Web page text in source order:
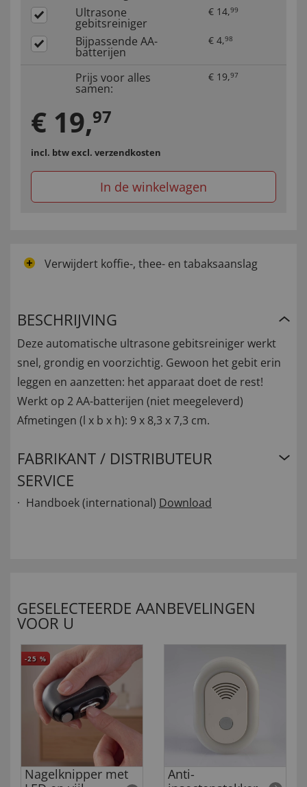
Ultrasone
gebitsreiniger
€ 14,99
Bijpassende AA-
batterijen
€ 4,98
Prijs voor alles
samen:
€ 19,97
€ 19,97
incl. btwexcl. verzendkosten
In de winkelwagen
Verwijdert koffie-, thee- en tabaksaanslag
BESCHRIJVING
Deze automatische ultrasone gebitsreiniger werkt
snel, grondig en voorzichtig. Gewoon het gebit erin
leggen en aanzetten: het apparaat doet de rest!
Werkt op 2 AA-batterijen (niet meegeleverd)
Afmetingen (l x b x h): 9 x 8,3 x 7,3 cm.
FABRIKANT / DISTRIBUTEUR
SERVICE
Handboek (international) Download
GESELECTEERDE AANBEVELINGEN
VOOR U
-25 %
Nagelknipper met
Anti-